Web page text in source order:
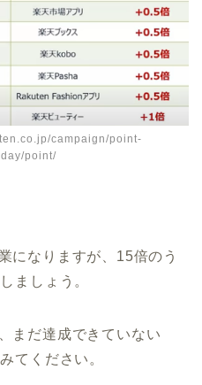
campaign/point-
point/
になりますが、15倍のう
ましょう。
まだ達成できていない
てください。